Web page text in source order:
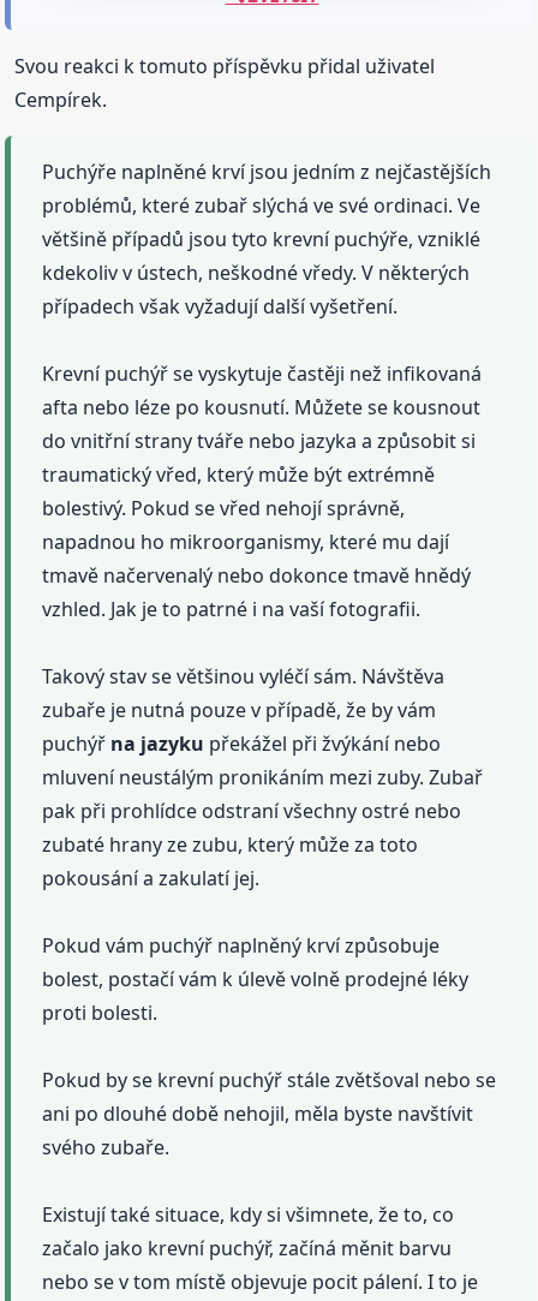
Svou reakci k tomuto příspěvku přidal uživatel
Cempírek.
Puchýře naplněné krví jsou jedním z nejčastějších
problémů, které zubař slýchá ve své ordinaci. Ve
většině případů jsou tyto krevní puchýře, vzniklé
kdekoliv v ústech, neškodné vředy. V některých
případech však vyžadují další vyšetření.
Krevní puchýř se vyskytuje častěji než infikovaná
afta nebo léze po kousnutí. Můžete se kousnout
do vnitřní strany tváře nebo jazyka a způsobit si
traumatický vřed, který může být extrémně
bolestivý. Pokud se vřed nehojí správně,
napadnou ho mikroorganismy, které mu dají
tmavě načervenalý nebo dokonce tmavě hnědý
vzhled. Jak je to patrné i na vaší fotografii.
Takový stav se většinou vyléčí sám. Návštěva
zubaře je nutná pouze v případě, že by vám
puchýř na jazyku překážel při žvýkání nebo
mluvení neustálým pronikáním mezi zuby. Zubař
pak při prohlídce odstraní všechny ostré nebo
zubaté hrany ze zubu, který může za toto
pokousání a zakulatí jej.
Pokud vám puchýř naplněný krví způsobuje
bolest, postačí vám k úlevě volně prodejné léky
proti bolesti.
Pokud by se krevní puchýř stále zvětšoval nebo se
ani po dlouhé době nehojil, měla byste navštívit
svého zubaře.
Existují také situace, kdy si všimnete, že to, co
začalo jako krevní puchýř, začíná měnit barvu
nebo se v tom místě objevuje pocit pálení. I to je